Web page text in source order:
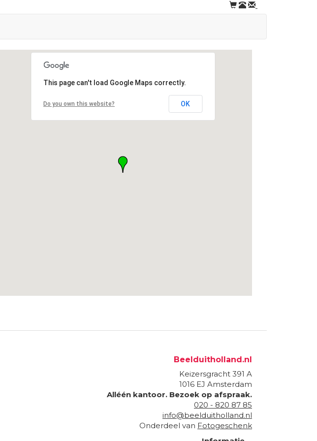
Loading...
This page can't load Google Maps correctly.
Do you own this website? OK
Beelduitholland.nl
Keizersgracht 391 A
1016 EJ Amsterdam
Alléén kantoor. Bezoek op afspraak.
020 - 820 87 85
info@beelduitholland.nl
Onderdeel van Fotogeschenk